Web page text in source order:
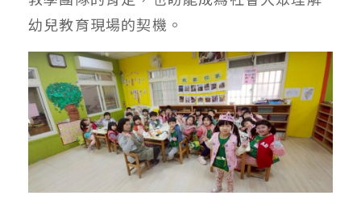
幼兒教育現場的契機。